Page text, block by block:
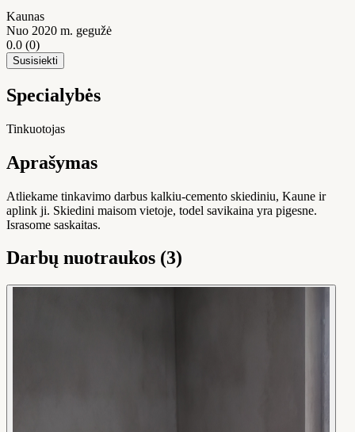
Kaunas
Nuo 2020 m. gegužė
0.0 (0)
Susisiekti
Specialybės
Tinkuotojas
Aprašymas
Atliekame tinkavimo darbus kalkiu-cemento skiediniu, Kaune ir
aplink ji. Skiedini maisom vietoje, todel savikaina yra pigesne.
Israsome saskaitas.
Darbų nuotraukos (3)